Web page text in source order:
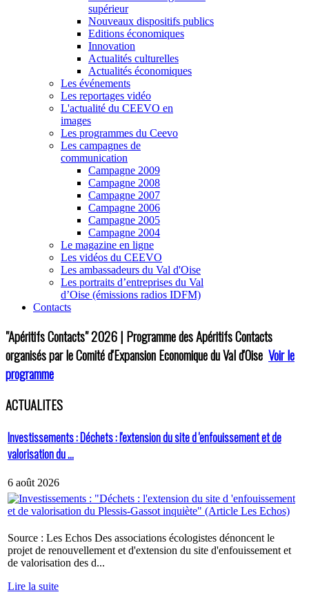
supérieur
Nouveaux dispositifs publics
Editions économiques
Innovation
Actualités culturelles
Actualités économiques
Les événements
Les reportages vidéo
L'actualité du CEEVO en
images
Les programmes du Ceevo
Les campagnes de
communication
Campagne 2009
Campagne 2008
Campagne 2007
Campagne 2006
Campagne 2005
Campagne 2004
Le magazine en ligne
Les vidéos du CEEVO
Les ambassadeurs du Val d'Oise
Les portraits d’entreprises du Val
d’Oise (émissions radios IDFM)
Contacts
"Apéritifs Contacts"2026 | Programme des Apéritifs Contacts
organisés par le Comité d'Expansion Economique du Val d'Oise Voir le
programme
ACTUALITES
Investissements : Déchets : l'extension du site d 'enfouissement et de
valorisation du ...
6 août 2026
Source : Les Echos Des associations écologistes dénoncent le
projet de renouvellement et d'extension du site d'enfouissement et
de valorisation des d...
Lire la suite